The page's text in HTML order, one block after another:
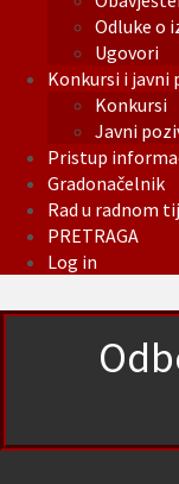
Odluke o
Ugovori
Konkursi i javni
Konkursi
Javni
Pristup
Gradonačelnik
Rad u radnom
PRETRAGA
Log in